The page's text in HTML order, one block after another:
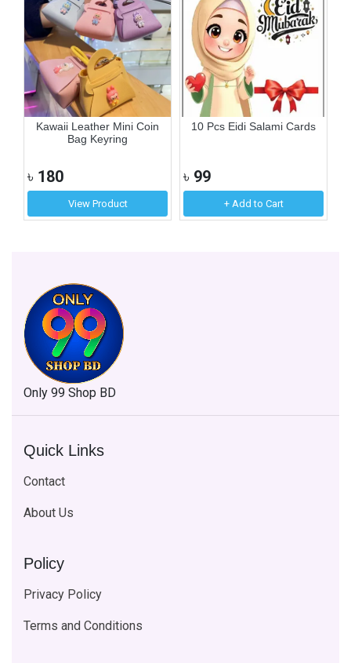
Kawaii Leather Mini Coin
Bag Keyring
৳ 180
View Product
10 Pcs Eidi Salami Cards
৳ 99
+ Add to Cart
Only 99 Shop BD
Quick Links
Contact
About Us
Policy
Privacy Policy
Terms and Conditions